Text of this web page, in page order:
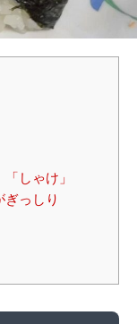
しゃけ」
っしり